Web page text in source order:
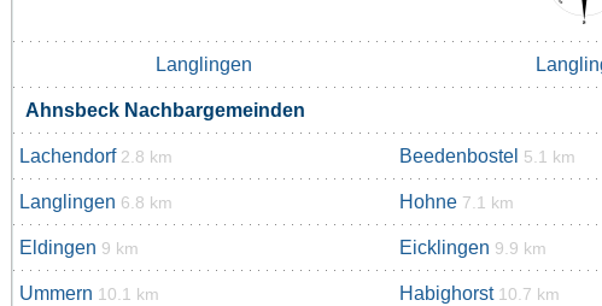
Langlingen
Ahnsbeck Nachbargemeinden
Lachendorf 2.8 km Beedenbostel 5.1 km
Langlingen 6.8 km Hohne 7.1 km
Eldingen 9 km Eicklingen 9.9 km
Ummern 10.1 km Habighorst 10.7 km